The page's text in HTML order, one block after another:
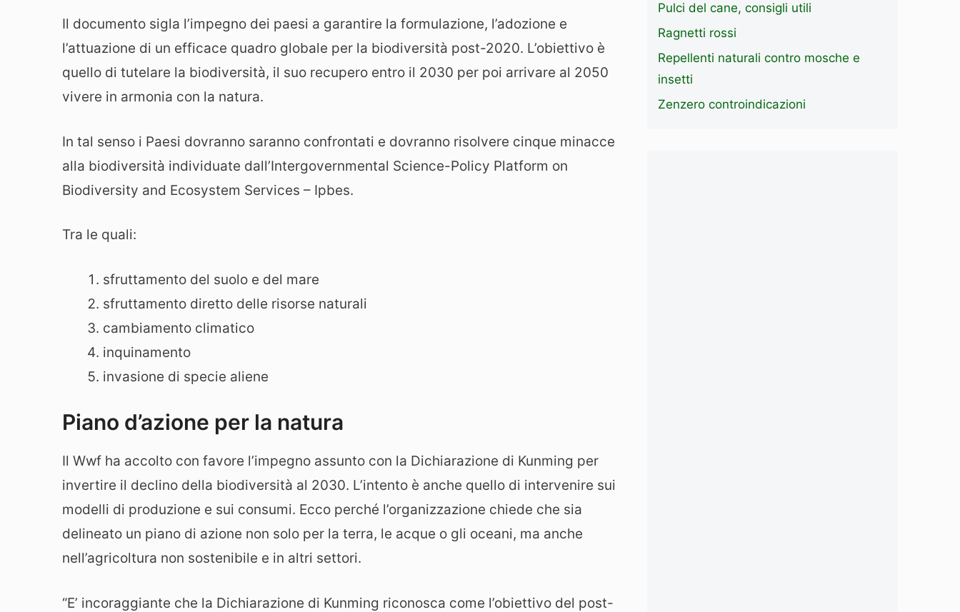
Il documento sigla l’impegno dei paesi a garantire la formulazione, l’adozione e
l’attuazione di un efficace quadro globale per la biodiversità post-2020. L’obiettivo è
quello di tutelare la biodiversità, il suo recupero entro il 2030 per poi arrivare al 2050
vivere in armonia con la natura.
In tal senso i Paesi dovranno saranno confrontati e dovranno risolvere cinque minacce
alla biodiversità individuate dall’Intergovernmental Science-Policy Platform on
Biodiversity and Ecosystem Services – Ipbes.
Tra le quali:
sfruttamento del suolo e del mare
sfruttamento diretto delle risorse naturali
cambiamento climatico
inquinamento
invasione di specie aliene
Piano d’azione per la natura
Il Wwf ha accolto con favore l’impegno assunto con la Dichiarazione di Kunming per
invertire il declino della biodiversità al 2030. L’intento è anche quello di intervenire sui
modelli di produzione e sui consumi. Ecco perché l’organizzazione chiede che sia
delineato un piano di azione non solo per la terra, le acque o gli oceani, ma anche
nell’agricoltura non sostenibile e in altri settori.
“E’ incoraggiante che la Dichiarazione di Kunming riconosca come l’obiettivo del post-
Pulci del cane, consigli utili
Ragnetti rossi
Repellenti naturali contro mosche e
insetti
Zenzero controindicazioni